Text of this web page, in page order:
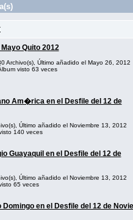
Quito 2012
Archivo(s), Último añadido el Mayo 26, 2012
visto 63 veces
Am�rica en el Desfile del 12 de
Último añadido el Noviembre 13, 2012
140 veces
Guayaquil en el Desfile del 12 de
Último añadido el Noviembre 13, 2012
65 veces
en el Desfile del 12 de